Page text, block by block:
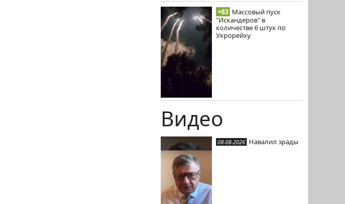
+83 Массовый пуск
"Искандеров" в
количестве 6 штук по
Укрорейху
Видео
08-08-2026 Навалил зрады